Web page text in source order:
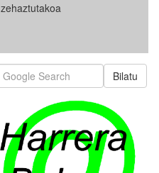
zehaztutakoa
Bilatu